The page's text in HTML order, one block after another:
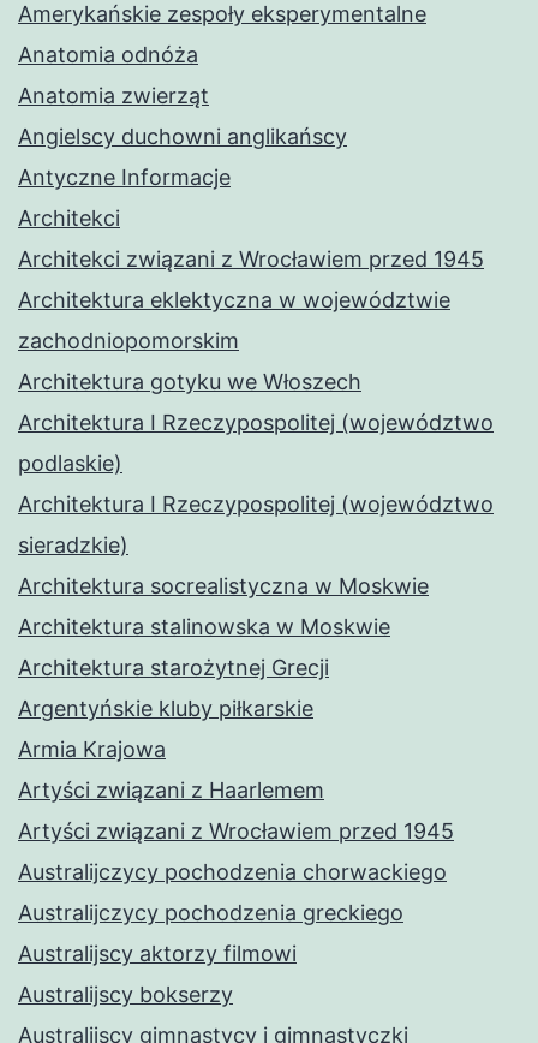
Amerykańskie zespoły eksperymentalne
Anatomia odnóża
Anatomia zwierząt
Angielscy duchowni anglikańscy
Antyczne Informacje
Architekci
Architekci związani z Wrocławiem przed 1945
Architektura eklektyczna w województwie
zachodniopomorskim
Architektura gotyku we Włoszech
Architektura I Rzeczypospolitej (województwo
podlaskie)
Architektura I Rzeczypospolitej (województwo
sieradzkie)
Architektura socrealistyczna w Moskwie
Architektura stalinowska w Moskwie
Architektura starożytnej Grecji
Argentyńskie kluby piłkarskie
Armia Krajowa
Artyści związani z Haarlemem
Artyści związani z Wrocławiem przed 1945
Australijczycy pochodzenia chorwackiego
Australijczycy pochodzenia greckiego
Australijscy aktorzy filmowi
Australijscy bokserzy
Australijscy gimnastycy i gimnastyczki